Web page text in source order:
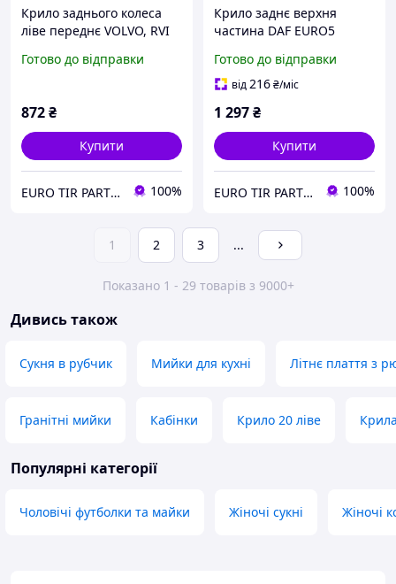
Крило заднього колеса
ліве переднє VOLVO, RVI
Готово до відправки
872₴
Купити
EURO TIR PARTS "etparts.com.ua" 100%
Крило заднє верхня
частина DAF EURO5
Готово до відправки
від216₴/міс
1 297₴
Купити
EURO TIR PARTS "etparts.com.ua" 100%
1 2 3 ...
Показано 1 - 29 товарів з 9000+
Дивись також
Сукня в рубчик Мийки для кухні Літнє плаття з
Гранітні мийки Кабінки Крило 20 ліве
Популярні категорії
Чоловічі футболки та майки Жіночі сукні Жіночі